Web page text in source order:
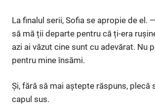
La finalul serii, Sofia se apropie de el.
să mă ții departe pentru că ți-era
azi ai văzut cine sunt cu adevărat. Nu
pentru mine însămi.
Și, fără să mai aștepte răspuns, plecă
capul sus.